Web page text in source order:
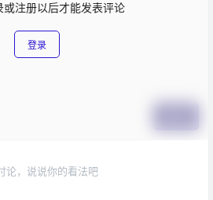
或注册以后才能发表评论
登录
论，说说你的看法吧